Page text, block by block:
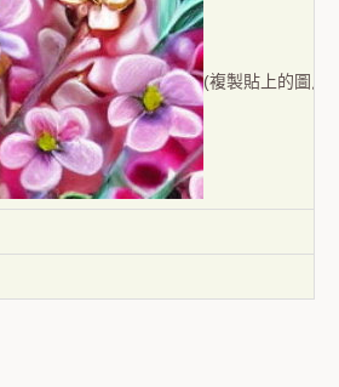
(複製貼上的圖片)